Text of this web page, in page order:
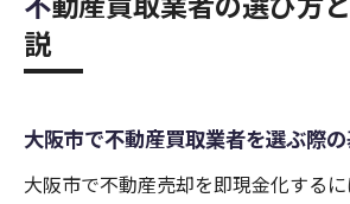
説
大阪市で不動産買取業者を選ぶ際
大阪市で不動産売却を即現金化する